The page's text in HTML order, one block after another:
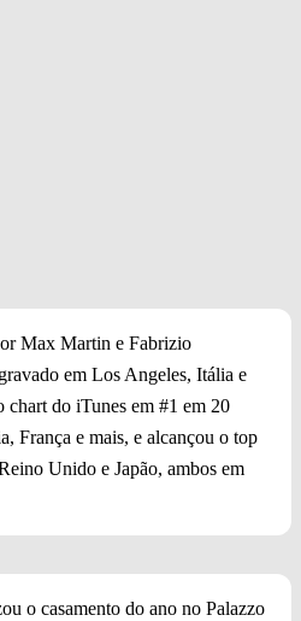
Max Martin e Fabrizio
em Los Angeles, Itália e
do iTunes em #1 em 20
França e mais, e alcançou o top
Unido e Japão, ambos em
o casamento do ano no Palazzo